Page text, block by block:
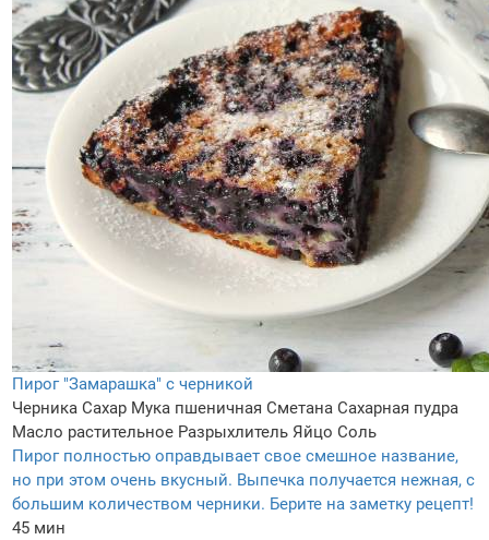
Пирог "Замарашка" с черникой
Черника Сахар Мука пшеничная Сметана Сахарная пудра
Масло растительное Разрыхлитель Яйцо Соль
Пирог полностью оправдывает свое смешное название,
но при этом очень вкусный. Выпечка получается нежная, с
большим количеством черники. Берите на заметку рецепт!
45 мин